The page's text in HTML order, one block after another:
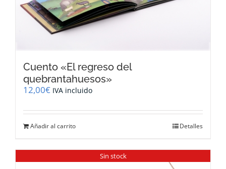
Cuento «El regreso del
quebrantahuesos»
12,00€ IVA incluido
Añadir al carrito Detalles
Sin stock